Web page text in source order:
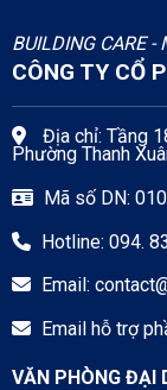
BUILDING CARE -
CÔNG TY CỔ
Địa chỉ: Tầng
Phường Thanh
Mã số DN:
Hotline: 094.
Email:
Email hỗ trợ
VĂN PHÒNG ĐẠI